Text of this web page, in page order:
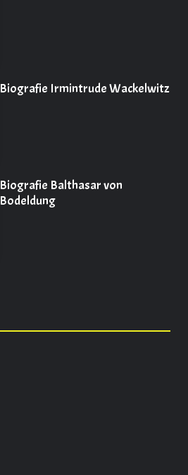
Biografie Irmintrude Wackelwitz
Biografie Balthasar von
Bodeldung